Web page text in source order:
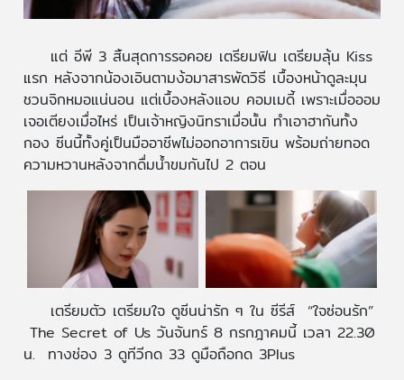
แต่ อีพี 3 สิ้นสุดการรอคอย เตรียมฟิน เตรียมลุ้น Kiss
แรก หลังจากน้องเอินตามง้อมาสารพัดวิธี เบื้องหน้าดูละมุน
ชวนจิกหมอแน่นอน แต่เบื้องหลังแอบ คอมเมดี้ เพราะเมื่อออม
เจอเตียงเมื่อไหร่ เป็นเจ้าหญิงนิทราเมื่อนั้น ทำเอาฮากันทั้ง
กอง ซีนนี้ทั้งคู่เป็นมืออาชีพไม่ออกอาการเขิน พร้อมถ่ายทอด
ความหวานหลังจากดื่มน้ำขมกันไป 2 ตอน
เตรียมตัว เตรียมใจ ดูซีนน่ารัก ๆ ใน ซีรีส์ “ใจซ่อนรัก”
The Secret of Us วันจันทร์ 8 กรกฎาคมนี้ เวลา 22.30
น. ทางช่อง 3 ดูทีวีกด 33 ดูมือถือกด 3Plus